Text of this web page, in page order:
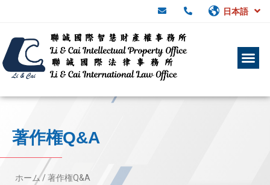
日本語
著作権Q&A
ホーム /著作権Q&A